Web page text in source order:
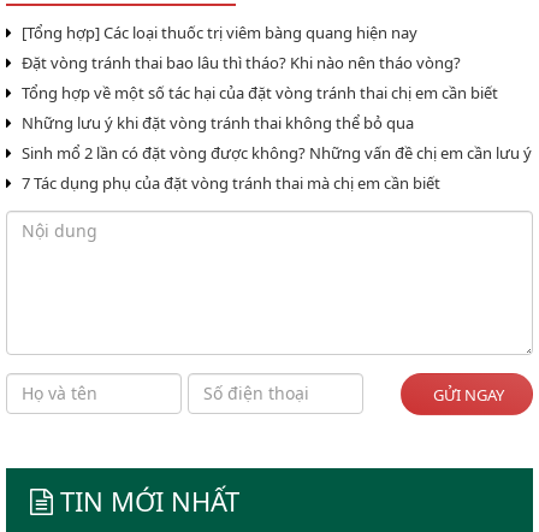
[Tổng hợp] Các loại thuốc trị viêm bàng quang hiện nay
Đặt vòng tránh thai bao lâu thì tháo? Khi nào nên tháo vòng?
Tổng hợp về một số tác hại của đặt vòng tránh thai chị em cần biết
Những lưu ý khi đặt vòng tránh thai không thể bỏ qua
Sinh mổ 2 lần có đặt vòng được không? Những vấn đề chị em cần lưu ý
7 Tác dụng phụ của đặt vòng tránh thai mà chị em cần biết
GỬI NGAY
TIN MỚI NHẤT